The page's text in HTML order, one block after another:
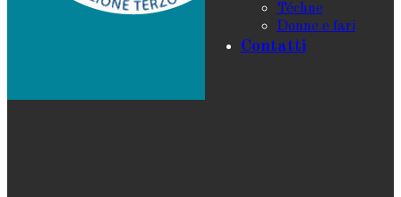
Téchne
Donne e fari
Contatti